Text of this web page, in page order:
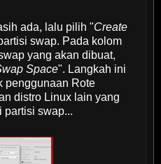
ada, lalu pilih "Create
swap. Pada kolom
yang akan dibuat,
Space". Langkah ini
penggunaan Rote
distro Linux lain yang
partisi swap...